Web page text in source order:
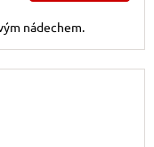
nádechem.